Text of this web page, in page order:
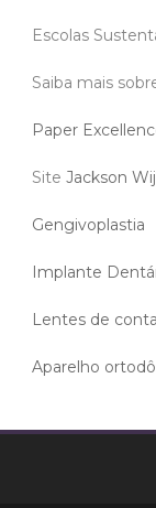
Escolas
Saiba mais
Paper
Site Jackson
Gengivoplastia
Implante
Lentes de
Aparelho